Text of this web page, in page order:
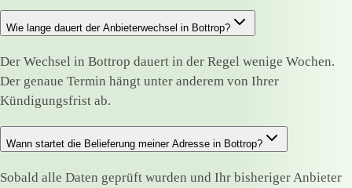
Wie lange dauert der Anbieterwechsel in Bottrop?
Der Wechsel in Bottrop dauert in der Regel wenige Wochen.
Der genaue Termin hängt unter anderem von Ihrer
Kündigungsfrist ab.
Wann startet die Belieferung meiner Adresse in Bottrop?
Sobald alle Daten geprüft wurden und Ihr bisheriger Anbieter